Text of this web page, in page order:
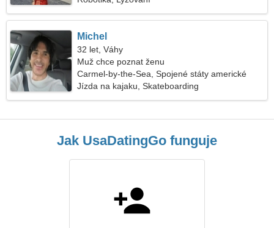
Michel
32 let, Váhy
Muž chce poznat ženu
Carmel-by-the-Sea, Spojené státy americké
Jízda na kajaku, Skateboarding
Jak UsaDatingGo funguje